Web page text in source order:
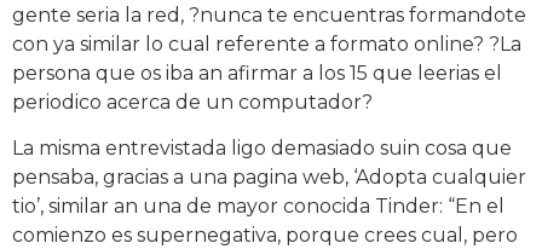
gente seria la red, ?nunca te encuentras formandote
con ya similar lo cual referente a formato online? ?La
persona que os iba an afirmar a los 15 que leerias el
periodico acerca de un computador?
La misma entrevistada ligo demasiado suin cosa que
pensaba, gracias a una pagina web, ‘Adopta cualquier
tio’, similar an una de mayor conocida Tinder: “En el
comienzo es supernegativa, porque crees cual, pero